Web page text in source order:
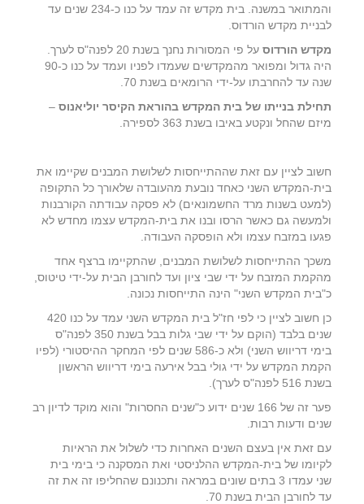
והמתואר במשנה. בית מקדש זה עמד על כנו כ-234 שנים עד
לבניית מקדש הורדוס.
מקדש הורדוס
על פי המסורות נחנך בשנת 20 לפנה"ס לערך.
היה גדול ומפואר מהמקדשים שעמדו לפניו ועמד על כנו כ-90
שנה עד להחרבתו על-ידי הרומאים בשנת 70.
תחילת בנייתו של בית המקדש בהוראת הקיסר יוליאנוס –
מיזם שהחל ונקטע באיבו בשנת 363 לספירה.
חשוב לציין עם זאת שההתייחסות לשלושת המבנים שקיימו את
בית-המקדש השני כאחד נובעת מהעובדה שלאורך כל התקופה
(למעט בשנות מרד החשמונאים) לא פסקה עבודתה הקורבנות
ולמעשה גם כאשר הרסו ובנו את בית-המקדש עצמו מחדש לא
פגעו במזבח עצמו ולא הופסקה העבודה.
משכך ההתייחסות לשלושת המבנים, שהתקיימו ברצף אחד
מהקמת המזבח על ידי שבי ציון ועד לחורבן הבית על-ידי טיטוס,
כ"בית המקדש השני" הינה התייחסות נכונה.
כן חשוב לציין כי לפי חז"ל בית המקדש השני עמד על כנו 420
שנים בלבד (הוקם על ידי שבי גלות בבל בשנת 350 לפנה"ס
בימי דריווש השני) ולא כ-586 שנים לפי המחקר ההיסטורי (לפיו
הקמת המקדש על ידי גולי בבל אירעה בימי דריווש הראשון
בשנת 516 לפנה"ס לערך).
פער זה של 166 שנים ידוע כ"שנים החסרות" והוא מוקד לדיון רב
שנים ודעות רבות.
עם זאת אין בעצם השנים האחרות כדי לשלול את הראיות
לקיומו של בית-המקדש ההלניסטי ואת המסקנה כי בימי בית
שני עמדו 3 בתים שונים במראה ותכנונם שהחליפו זה את זה
עד לחורבן הבית בשנת 70.